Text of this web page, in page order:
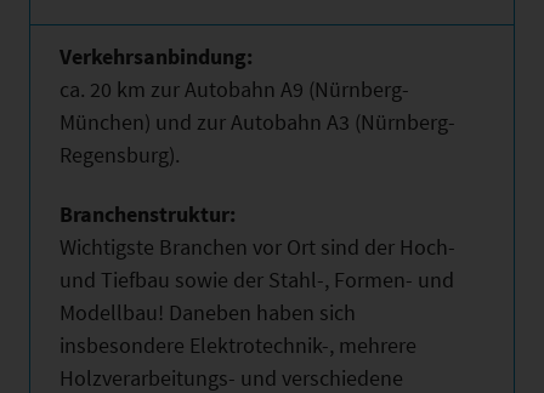
Verkehrsanbindung:
ca. 20 km zur Autobahn A9 (Nürnberg-
München) und zur Autobahn A3 (Nürnberg-
Regensburg).
Branchenstruktur:
Wichtigste Branchen vor Ort sind der Hoch-
und Tiefbau sowie der Stahl-, Formen- und
Modellbau! Daneben haben sich
insbesondere Elektrotechnik-, mehrere
Holzverarbeitungs- und verschiedene